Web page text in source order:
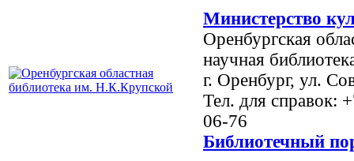
Министерство
Оренбургская
научная
г. Оренбург, ул.
Тел. для справок:
06-76
Библиотечный